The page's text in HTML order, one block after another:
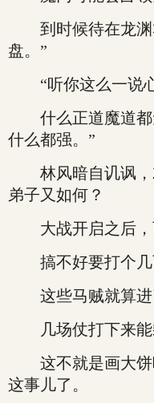
到时候待在龙渊
盘。”
“听你这么一说心
什么正道魔道都
什么都强。”
林风暗自讥讽，
弟子又如何？
大战开启之后，
搞不好要打个几
这些马贼就算进
几场仗打下来能
这不就是画大饼
这事儿了。